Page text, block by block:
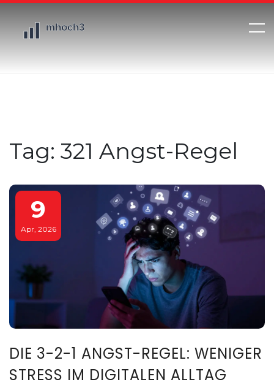
Tag: 321 Angst-Regel
9
Apr, 2026
DIE 3-2-1 ANGST-REGEL: WENIGER
STRESS IM DIGITALEN ALLTAG